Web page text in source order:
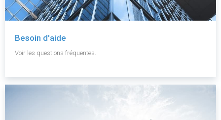
Besoin d'aide
Voir les questions fréquentes.